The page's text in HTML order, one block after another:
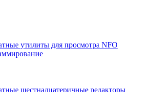
утилиты для просмотра NFO
шестнадцатеричные редакторы